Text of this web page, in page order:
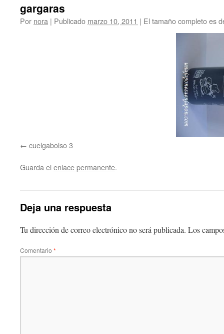
gargaras
Por nora | Publicado marzo 10, 2011 | El tamaño completo es
cuelgabolso 3
Guarda el enlace permanente.
Deja una respuesta
Tu dirección de correo electrónico no será publicada. Los
Comentario *